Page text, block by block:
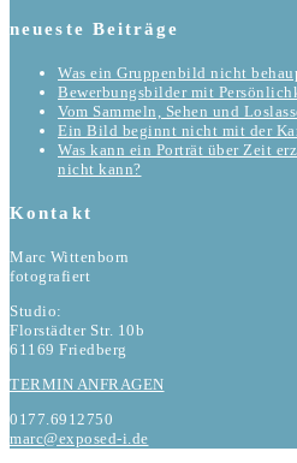
neueste Beiträge
Was ein Gruppenbild nicht
Bewerbungsbilder mit
Vom Sammeln, Sehen und
Ein Bild beginnt nicht mit der
Was kann ein Porträt über Zeit
nicht kann?
Kontakt
Marc Wittenborn
fotografiert
Studio:
Florstädter Str. 10b
61169 Friedberg
TERMIN ANFRAGEN
0177.6912750
marc@exposed-i.de